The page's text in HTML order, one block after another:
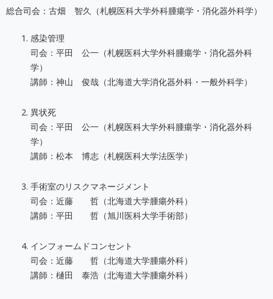
総合司会：古畑 智久（札幌医科大学外科腫瘍学・消化器外科学）
感染管理
司会：平田 公一（札幌医科大学外科腫瘍学・消化器外科
学）
講師：神山 俊哉（北海道大学消化器外科・一般外科学）
異状死
司会：平田 公一（札幌医科大学外科腫瘍学・消化器外科
学）
講師：松本 博志（札幌医科大学法医学）
手術室のリスクマネージメント
司会：近藤 哲（北海道大学腫瘍外科）
講師：平田 哲（旭川医科大学手術部）
インフォームドコンセント
司会：近藤 哲（北海道大学腫瘍外科）
講師：樋田 泰浩（北海道大学腫瘍外科）